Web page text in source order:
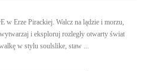
w Erze Pirackiej. Walcz na lądzie i morzu,
i eksploruj rozległy otwarty świat
w stylu soulslike, staw ...